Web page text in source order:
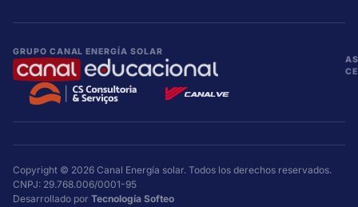
GRUPO CANAL ENERGÍA SOLAR
Copyright © 2026 Canal Energía solar. Todos los derechos reservados.
CNPJ: 29.768.006/0001-95
Desarrollado por Tecnología Softeo